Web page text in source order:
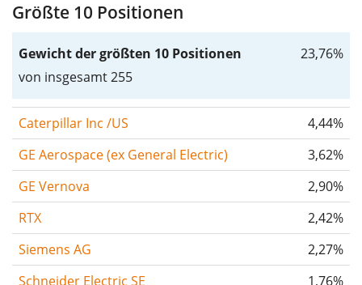
Größte 10 Positionen
Gewicht der größten 10 Positionen
von insgesamt 255
23,76%
Caterpillar Inc /US
4,44%
GE Aerospace (ex General Electric)
3,62%
GE Vernova
2,90%
RTX
2,42%
Siemens AG
2,27%
Schneider Electric SE
1,76%